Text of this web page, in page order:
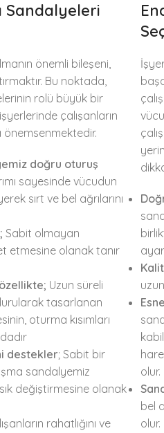
Sandalyeleri
önemli bileşeni,
Bu noktada,
rolü büyük bir
çalışanların
önemsenmektedir.
doğru oturuş
sayesinde vücudun
sırt ve bel ağrılarını
Sabit olmayan
etmesine olanak tanır
Uzun süreli
tasarlanan
oturma kısımları
destekler; Sabit bir
sandalyemiz
sık değiştirmesine olanak
rahatlığını ve
olur.
bel